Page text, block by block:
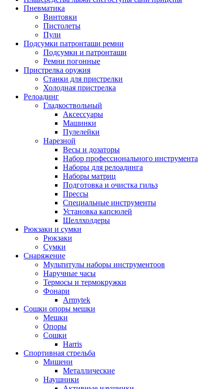
Пневматика
Винтовки
Пистолеты
Пули
Подсумки патронташи ремни
Подсумки и патронташи
Ремни погонные
Пристрелка оружия
Станки для пристрелки
Холодная пристрелка
Релоадинг
Гладкоствольный
Аксессуары
Машинки
Пулелейки
Нарезной
Весы и дозаторы
Набор профессионального инструмента
Наборы для релоадинга
Наборы матриц
Подготовка и очистка гильз
Прессы
Специальные инструменты
Установка капсюлей
Шеллхолдеры
Рюкзаки и сумки
Рюкзаки
Сумки
Снаряжение
Мультитулы наборы инструментоов
Наручные часы
Термосы и термокружки
Фонари
Armytek
Сошки опоры мешки
Мешки
Опоры
Сошки
Harris
Спортивная стрельба
Мишени
Металлические
Наушники